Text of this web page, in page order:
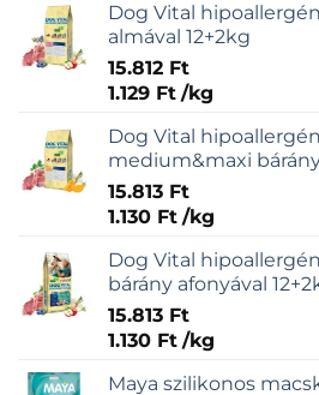
Dog Vital
almával 12+2kg
15.812 Ft
1.129 Ft /kg
Dog Vital
medium&maxi
15.813 Ft
1.130 Ft /kg
Dog Vital
bárány afonyával
15.813 Ft
1.130 Ft /kg
Maya szilikonos